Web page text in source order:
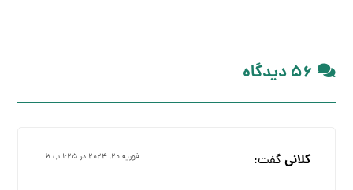
۵۶ دیدگاه
کلانیگفت: فوریه ۲۰, ۲۰۲۴ در ۱:۲۵ ب.ظ